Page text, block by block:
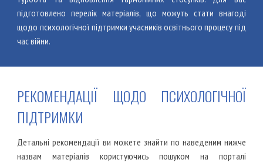
підготовленоперелік матеріалів, що можуть стати внагоді
щодо психологічної підтримки учасників освітнього процесу під
час війни.
РЕКОМЕНДАЦІЇ ЩОДО ПСИХОЛОГІЧНОЇ
ПІДТРИМКИ
Детальні рекомендації ви можете знайти по наведеним нижче
назвам матеріалів користуючись пошуком на порталі